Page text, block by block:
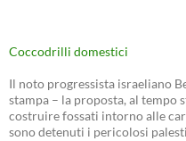
Coccodrilli domestici
Il noto progressista israeliano
stampa – la proposta, al tempo
costruire fossati intorno alle
sono detenuti i pericolosi